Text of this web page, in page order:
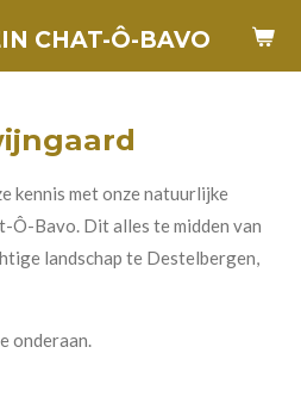
CHAT-Ô-BAVO
kennis met onze natuurlijke
Ô-Bavo. Dit alles te midden van
landschap te Destelbergen,
onderaan.